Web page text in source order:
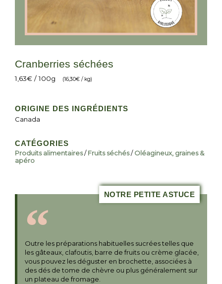
Cranberries séchées
1,63€ / 100g (16,30€ / kg)
ORIGINE DES INGRÉDIENTS
Canada
CATÉGORIES
Produits alimentaires/Fruits séchés/Oléagineux, graines &
apéro
Outre les préparations habituelles sucrées telles que
les gâteaux, clafoutis, barre de fruits ou crème glacée,
vous pouvez les déguster en brochette, associées à
des dés de tome de chèvre ou plus généralement sur
un plateau de fromage.
NOTRE PETITE ASTUCE